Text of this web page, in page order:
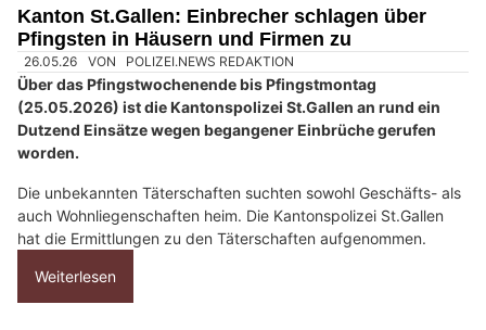
e
n
s
c
h
?
D
a
n
w
Kanton St.Gallen: Einbrecher schlagen über
Pfingsten in Häusern und Firmen zu